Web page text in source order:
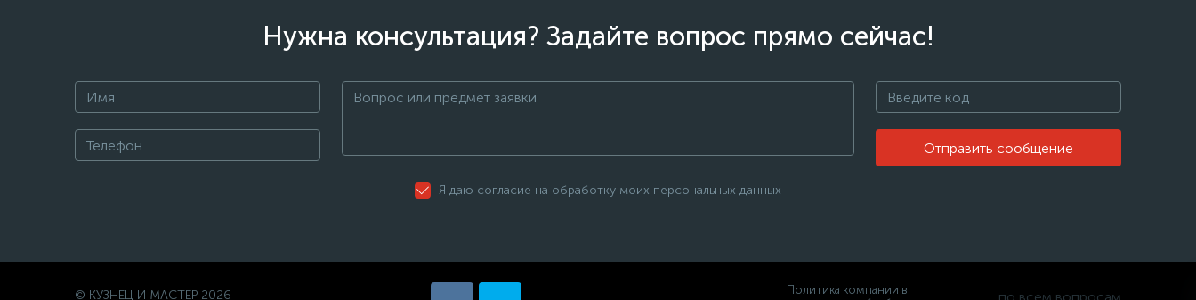
Нужна консультация? Задайте вопрос прямо сейчас!
Отправить сообщение
Я даю согласие на обработку моих персональных данных
© КУЗНЕЦ И МАСТЕР 2026
Политика компании в